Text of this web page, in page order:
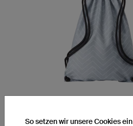
So setzen wir unsere Cookies ein